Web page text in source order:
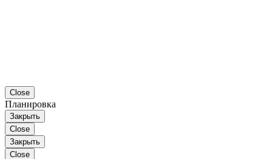
Close
Планировка
Закрыть
Close
Закрыть
Close